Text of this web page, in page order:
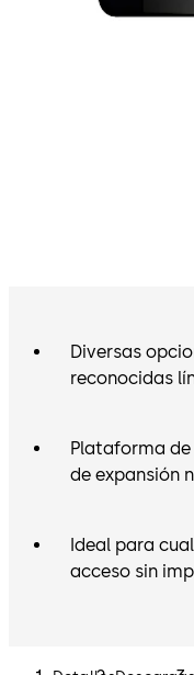
lo que te permite
Diversas
reconocidas
Plataforma
de expansión
Ideal para
acceso sin